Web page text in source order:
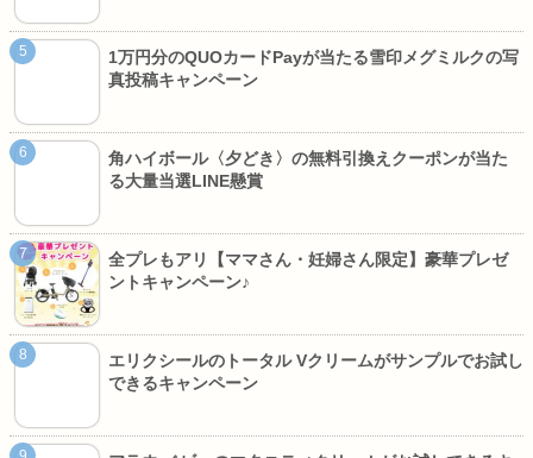
1万円分のQUOカードPayが当たる雪印メグミルクの写
真投稿キャンペーン
角ハイボール〈夕どき〉の無料引換えクーポンが当た
る大量当選LINE懸賞
全プレもアリ【ママさん・妊婦さん限定】豪華プレゼ
ントキャンペーン♪
エリクシールのトータル Vクリームがサンプルでお試し
できるキャンペーン